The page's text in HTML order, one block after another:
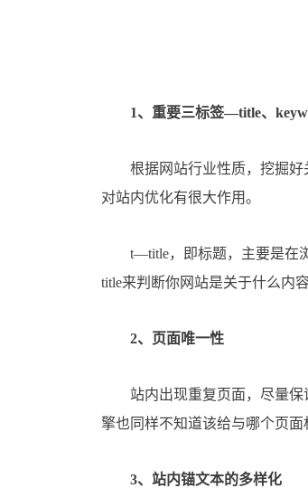
1、重要三标签—title、
根据网站行业性质，挖掘好关
对站内优化有很大作用。
t—title，即标题，主要是在浏
title来判断你网站是关于什么内容
2、页面唯一性
站内出现重复页面，尽量保证
擎也同样不知道该给与哪个页
3、站内锚文本的多样化